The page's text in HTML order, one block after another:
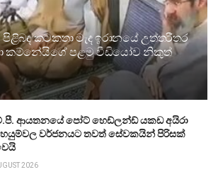
කටකතා මැද ඉරානයේ උත්තරීතර
කම්නේයිගේ පළමු වීඩියෝව නිකුත්
ආයතනයේ පෝට් හෙඩ්ලන්ඩ් යකඩ අයිරා
වර්ජනයට තවත් සේවකයින් පිරිසක්
2026